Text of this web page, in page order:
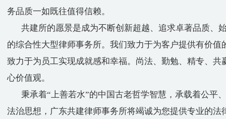
务品质一如既往值得信赖。
共建所的愿景是成为不断创新超越、追求卓著品质、
的综合性大型律师事务所。我们致力于为客户提供有价值
致力于为员工实现成就感和幸福。尚法、勤勉、精专、共
心价值观。
秉承着“上善若水”的中国古老哲学智慧，承载着公平
法治思想，广东共建律师事务所将竭诚为您提供专业的法